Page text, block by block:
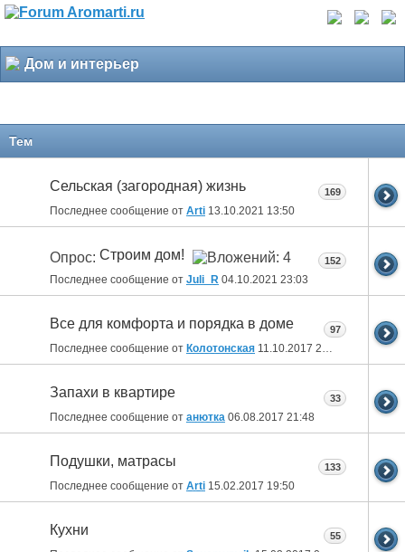
Дом и интерьер
Тем
Сельская (загородная) жизнь
Последнее сообщение от Arti 13.10.2021 13:50
169
Опрос: Строим дом!
Последнее сообщение от Juli_R 04.10.2021 23:03
152
Все для комфорта и порядка в доме
Последнее сообщение от Колотонская 11.10.2017 23:12
97
Запахи в квартире
Последнее сообщение от анютка 06.08.2017 21:48
33
Подушки, матрасы
Последнее сообщение от Arti 15.02.2017 19:50
133
Кухни 55